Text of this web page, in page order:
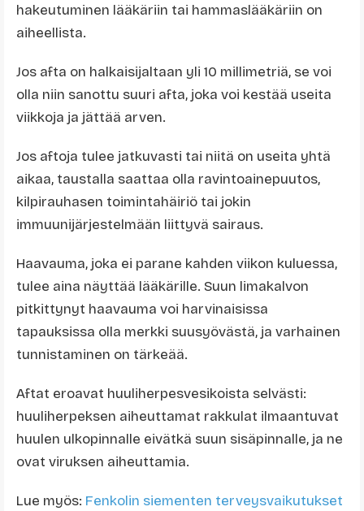
hakeutuminen lääkäriin tai hammaslääkäriin on
aiheellista.
Jos afta on halkaisijaltaan yli 10 millimetriä, se voi
olla niin sanottu suuri afta, joka voi kestää useita
viikkoja ja jättää arven.
Jos aftoja tulee jatkuvasti tai niitä on useita yhtä
aikaa, taustalla saattaa olla ravintoainepuutos,
kilpirauhasen toimintahäiriö tai jokin
immuunijärjestelmään liittyvä sairaus.
Haavauma, joka ei parane kahden viikon kuluessa,
tulee aina näyttää lääkärille. Suun limakalvon
pitkittynyt haavauma voi harvinaisissa
tapauksissa olla merkki suusyövästä, ja varhainen
tunnistaminen on tärkeää.
Aftat eroavat huuliherpesvesikoista selvästi:
huuliherpeksen aiheuttamat rakkulat ilmaantuvat
huulen ulkopinnalle eivätkä suun sisäpinnalle, ja ne
ovat viruksen aiheuttamia.
Lue myös: Fenkolin siementen terveysvaikutukset